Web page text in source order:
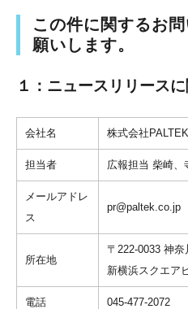
この件に関するお
願いします。
１：ニュースリリース
会社名 株式会社PALTEK
担当者 広報担当 柴崎、
メールアドレ
ス
pr@paltek.co.jp
所在地
〒222-0033 神
新横浜スクエア
電話 045-477-2072